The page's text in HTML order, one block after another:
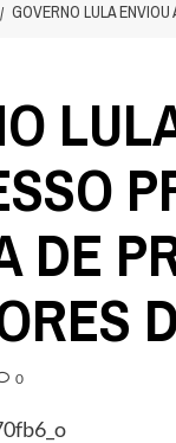
GOVERNO LULA
DE
0